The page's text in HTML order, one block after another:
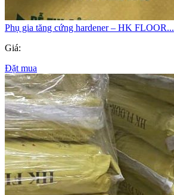
Phụ gia tăng cứng hardener – HK FLOOR...
Giá:
Đặt mua